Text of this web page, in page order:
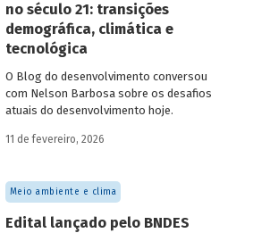
no século 21: transições
demográfica, climática e
tecnológica
O Blog do desenvolvimento conversou
com Nelson Barbosa sobre os desafios
atuais do desenvolvimento hoje.
11 de fevereiro, 2026
Meio ambiente e clima
Edital lançado pelo BNDES